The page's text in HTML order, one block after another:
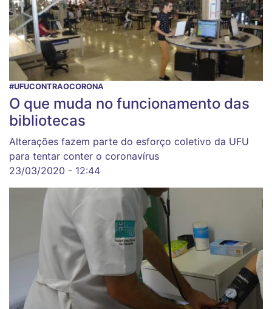
#UFUCONTRAOCORONA
O que muda no funcionamento das
bibliotecas
Alterações fazem parte do esforço coletivo da UFU
para tentar conter o coronavírus
23/03/2020 - 12:44